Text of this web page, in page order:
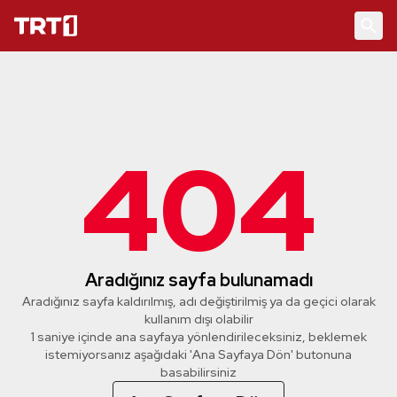
404
Aradığınız sayfa bulunamadı
Aradığınız sayfa kaldırılmış, adı değiştirilmiş ya da geçici olarak
kullanım dışı olabilir
1 saniye içinde ana sayfaya yönlendirileceksiniz, beklemek
istemiyorsanız aşağıdaki 'Ana Sayfaya Dön' butonuna
basabilirsiniz